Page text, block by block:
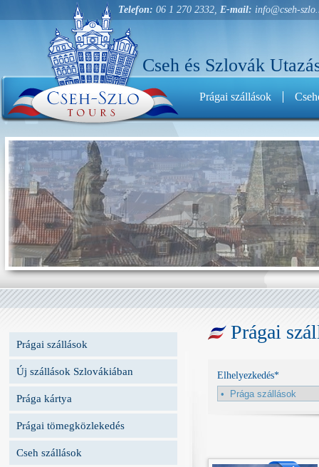
Telefon: 06 1 270 2332, E-mail: info@cseh-
Cseh és Szlovák
Prágai szállások
Prágai szállások
Új szállások Szlovákiában
Prága kártya
Prágai tömegközlekedés
Cseh szállások
Prágai
Elhelyezkedés*